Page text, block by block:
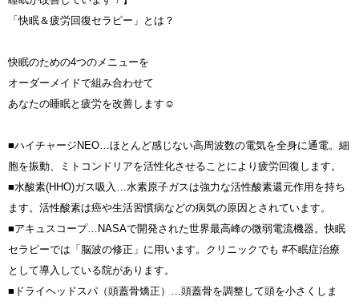
「快眠＆疲労回復セラピー」とは？
快眠のための4つのメニューを
オーダーメイドで組み合わせて
あなたの睡眠と疲労を改善します☺️
■ハイチャージNEO…ほとんど感じない高周波数の電気を全身に通電。細
胞を振動、ミトコンドリアを活性化させることにより疲労回復します。
■水酸素(HHO)ガス吸入…水素原子ガスは強力な活性酸素還元作用を持ち
ます。活性酸素は癌や生活習慣病などの病気の原因とされています。
■アキュスコープ…NASAで開発された世界最高峰の微弱電流機器。快眠
セラピーでは「脳波の修正」に用います。クリニックでも #不眠症治療
として導入している院があります。
■ドライヘッドスパ（頭蓋骨矯正）…頭蓋骨を調整して頭を小さくしま